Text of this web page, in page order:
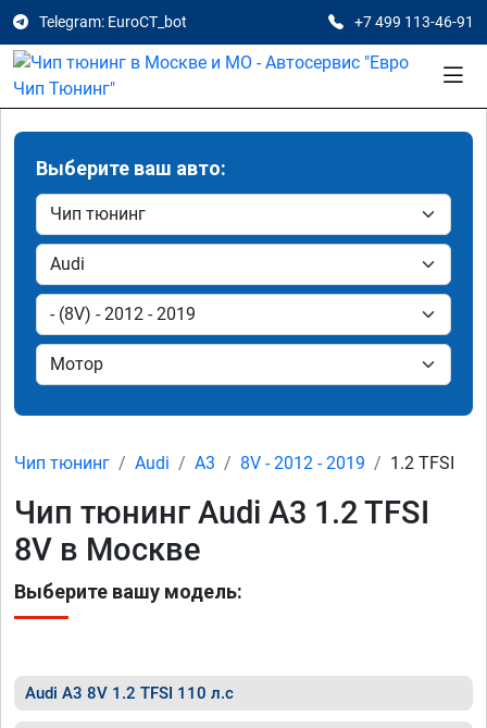
Telegram: EuroCT_bot +7 499 113-46-91
Выберите ваш авто:
Чип тюнинг Audi A3 8V - 2012 - 2019 1.2 TFSI
Чип тюнинг Audi A3 1.2 TFSI
8V в Москве
Выберите вашу модель:
Audi A3 8V 1.2 TFSI 110 л.с